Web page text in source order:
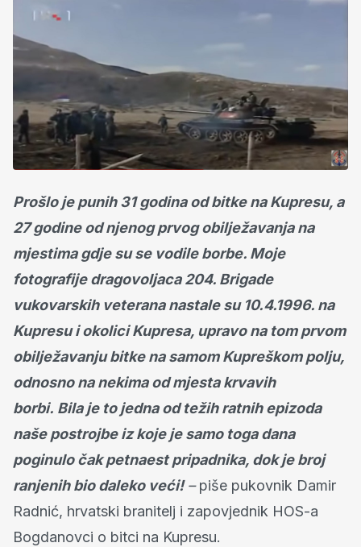
Prošlo je punih 31 godina od bitke na Kupresu, a
27 godine od njenog prvog obilježavanja na
mjestima gdje su se vodile borbe. Moje
fotografije dragovoljaca 204. Brigade
vukovarskih veterana nastale su 10.4.1996. na
Kupresu i okolici Kupresa, upravo na tom prvom
obilježavanju bitke na samom Kupreškom polju,
odnosno na nekima od mjesta krvavih
borbi. Bila je to jedna od težih ratnih epizoda
naše postrojbe iz koje je samo toga dana
poginulo čak petnaest pripadnika, dok je broj
ranjenih bio daleko veći!–piše pukovnik Damir
Radnić, hrvatski branitelj i zapovjednik HOS-a
Bogdanovci o bitci na Kupresu.